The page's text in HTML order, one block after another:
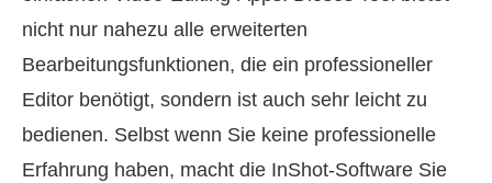
nicht nur nahezu alle erweiterten
Bearbeitungsfunktionen, die ein professioneller
Editor benötigt, sondern ist auch sehr leicht zu
bedienen. Selbst wenn Sie keine professionelle
Erfahrung haben, macht die InShot‑Software Sie